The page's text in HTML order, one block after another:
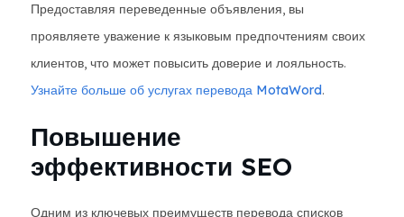
Предоставляя переведенные объявления, вы
проявляете уважение к языковым предпочтениям своих
клиентов, что может повысить доверие и лояльность.
Узнайте больше об услугах перевода MotaWord.
Повышение
эффективности SEO
Одним из ключевых преимуществ перевода списков